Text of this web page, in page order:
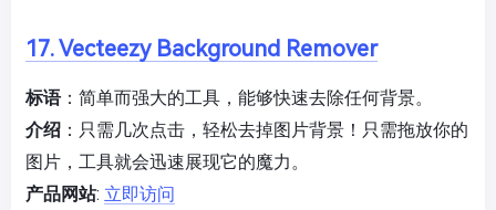
17. Vecteezy Background Remover
标语：简单而强大的工具，能够快速去除任何背景。
介绍 ：只需几次点击，轻松去掉图片背景！只需拖放你的
图片，工具就会迅速展现它的魔力。
产品网站: 立即访问